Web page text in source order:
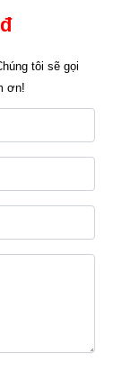
tôi sẽ gọi
ơn!